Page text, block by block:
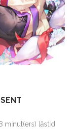
minut(ers) lästid